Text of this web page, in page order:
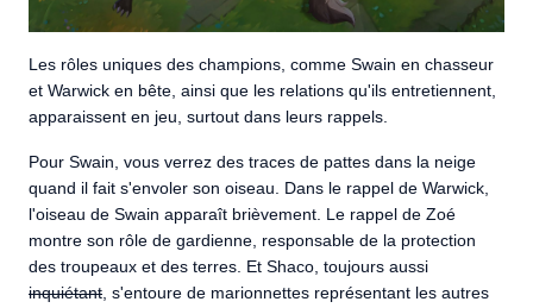
Les rôles uniques des champions, comme Swain en chasseur
et Warwick en bête, ainsi que les relations qu'ils entretiennent,
apparaissent en jeu, surtout dans leurs rappels.
Pour Swain, vous verrez des traces de pattes dans la neige
quand il fait s'envoler son oiseau. Dans le rappel de Warwick,
l'oiseau de Swain apparaît brièvement. Le rappel de Zoé
montre son rôle de gardienne, responsable de la protection
des troupeaux et des terres. Et Shaco, toujours aussi
inquiétant , s'entoure de marionnettes représentant les autres